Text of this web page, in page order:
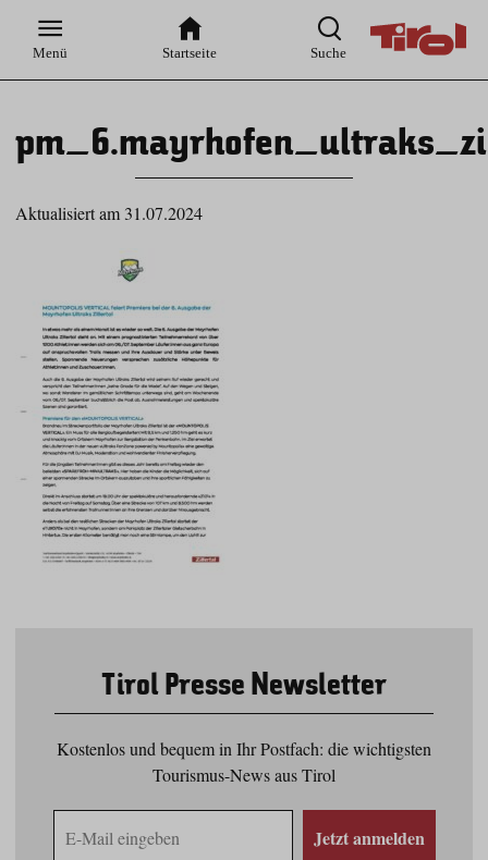
Hauptnavigation
Inhaltsbereich
Menü Startseite Suche
Aktualisiert am 31.07.2024
Tirol Presse Newsletter
Kostenlos und bequem in Ihr Postfach: die wichtigsten
Tourismus-News aus Tirol
Mail
Jetzt anmelden